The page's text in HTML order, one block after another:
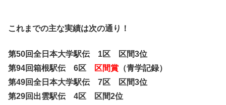
これまでの主な実績は次の通り！
第50回全日本大学駅伝 1区 区間3位
第94回箱根駅伝 6区
区間賞 （青学記録）
第49回全日本大学駅伝 7区 区間3位
第29回出雲駅伝 4区 区間2位